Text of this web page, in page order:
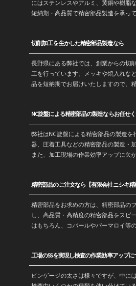
にはステンレスやアルミ、黄銅や樹脂
短納期・高品質で精密部品製造を承っ
切削加工を生かした精密部品製造なら
長野県にある弊社では、創業からの切
工を行っています。メッキや焼入れな
品を短納期でお届けいたしますので、
NC旋盤による精密部品の製造ならお任せ
弊社はNC旋盤による精密部品の製造
器、圧着工具などの精密部品の製造・
また、加工現場の作業効率アップに欠
精密部品のご注文なら【有限会社ニシキ精
精密部品をお求めの方は、精密部品の
し、高品質・高精度の精密部品をスピ
はもちろん、コバールやパーマロイ等
工場の5Sを実現し検査の作業効率アップ
ピンゲージの太さは様々ですが、中に